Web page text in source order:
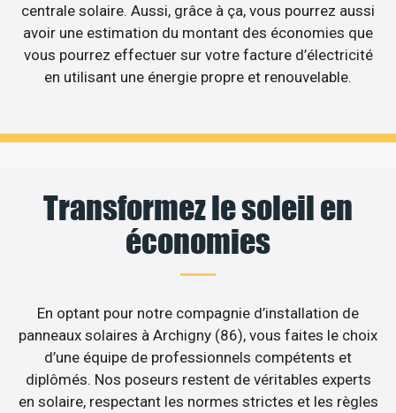
centrale solaire. Aussi, grâce à ça, vous pourrez aussi
avoir une estimation du montant des économies que
vous pourrez effectuer sur votre facture d’électricité
en utilisant une énergie propre et renouvelable.
Transformez le soleil en
économies
En optant pour notre compagnie d’installation de
panneaux solaires à Archigny (86), vous faites le choix
d’une équipe de professionnels compétents et
diplômés. Nos poseurs restent de véritables experts
en solaire, respectant les normes strictes et les règles